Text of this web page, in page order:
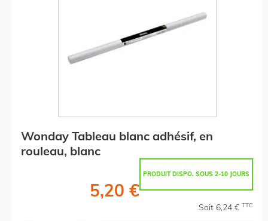
Wonday Tableau blanc adhésif, en
rouleau, blanc
PRODUIT DISPO. SOUS 2-10 JOURS
5,20 €
Soit 6,24 € TTC